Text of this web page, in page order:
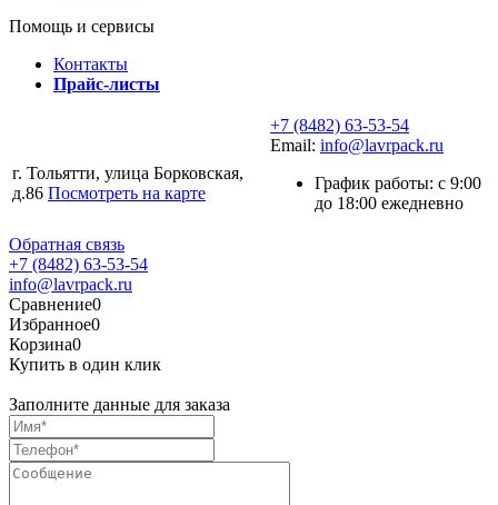
Помощь и сервисы
Контакты
Прайс-листы
г. Тольятти, улица Борковская,
д.86 Посмотреть на карте
+7 (8482) 63-53-54
Email: info@lavrpack.ru
График работы: с 9:00
до 18:00 ежедневно
Обратная связь
+7 (8482) 63-53-54
info@lavrpack.ru
Сравнение0
Избранное0
Корзина0
Купить в один клик
Заполните данные для заказа